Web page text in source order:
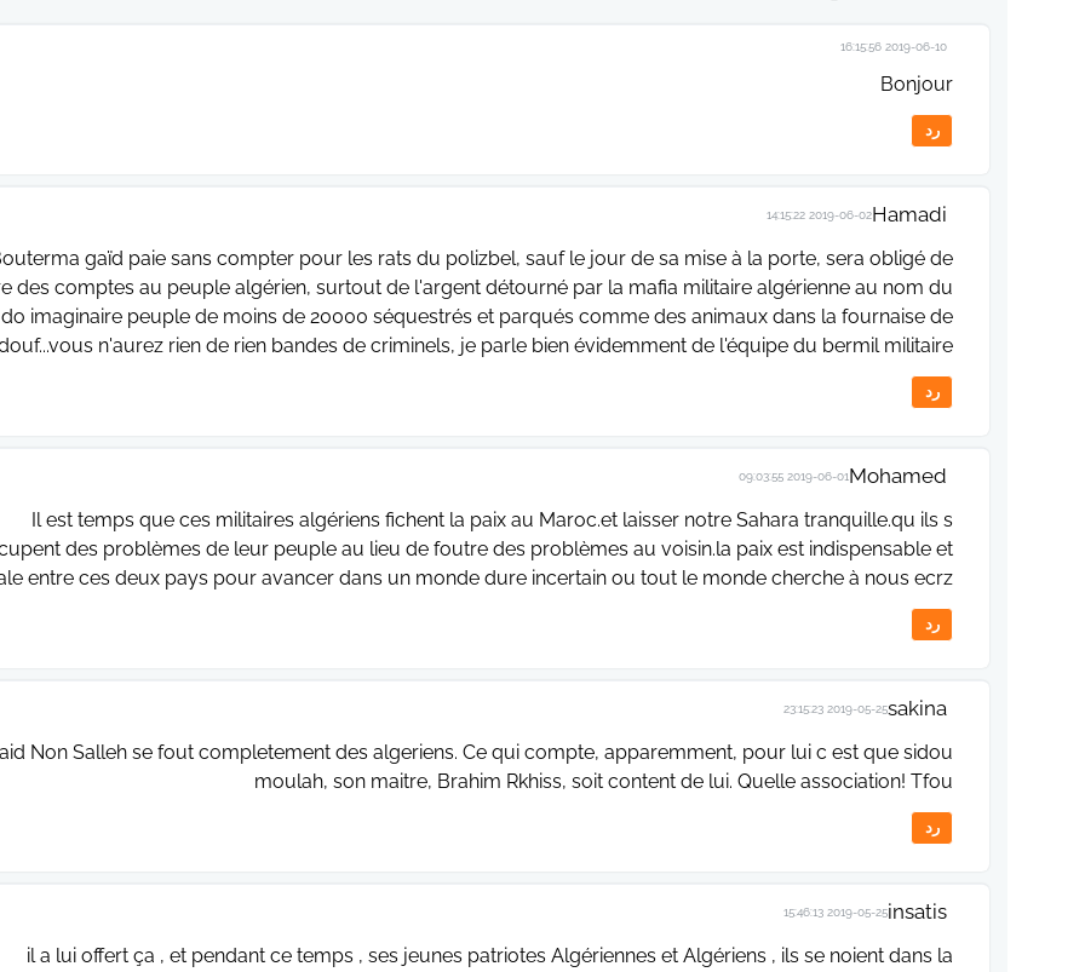
2019-06-10 16:15:56
Bonjour
رد
Hamadi
2019-06-02 14:15:22
gaïd paie sans compter pour les rats du polizbel, sauf le jour de sa mise à la porte, sera obligé de
des comptes au peuple algérien, surtout de l'argent détourné par la mafia militaire algérienne au nom du
imaginaire peuple de moins de 20000 séquestrés et parqués comme des animaux dans la fournaise de
n'aurez rien de rien bandes de criminels, je parle bien évidemment de l'équipe du bermil militaire.
رد
Mohamed
2019-06-01 09:03:55
Il est temps que ces militaires algériens fichent la paix au Maroc.et laisser notre Sahara tranquille.qu ils s
des problèmes de leur peuple au lieu de foutre des problèmes au voisin.la paix est indispensable et
entre ces deux pays pour avancer dans un monde dure incertain ou tout le monde cherche à nous ecrz
رد
sakina
2019-05-25 23:15:23
Non Salleh se fout completement des algeriens. Ce qui compte, apparemment, pour lui c est que sidou
moulah, son maitre, Brahim Rkhiss, soit content de lui. Quelle association! Tfou
رد
insatis
2019-05-25 15:46:13
il a lui offert ça , et pendant ce temps , ses jeunes patriotes Algériennes et Algériens , ils se noient dans la